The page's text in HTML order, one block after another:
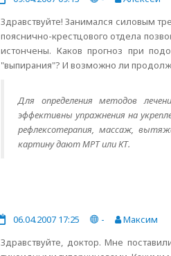
Здравствуйте! Занимался силовым
пояснично-крестцового отдела
истончены. Каков прогноз при
"выпирания"? И возможно ли
Для определения методов
эффективны упражнения на
рефлексотерапия, массаж,
картину дают МРТ или КТ.
06.04.2007 17:25 -
Максим
Здравствуйте, доктор. Мне